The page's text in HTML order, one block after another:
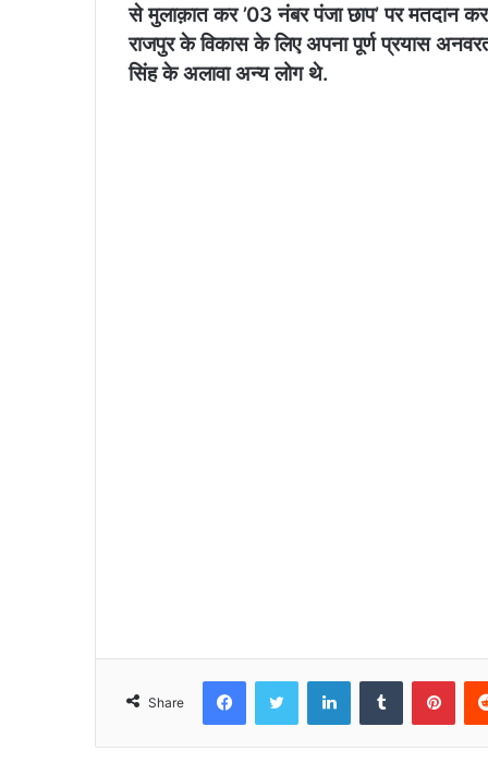
से मुलाक़ात कर ’03 नंबर पंजा छाप’ पर मतदान
राजपुर के विकास के लिए अपना पूर्ण प्रयास
सिंह के अलावा अन्य लोग थे.
Share